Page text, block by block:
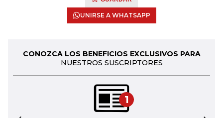
UNIRSE A WHATSAPP
CONOZCA LOS BENEFICIOS EXCLUSIVOS PARA
NUESTROS SUSCRIPTORES
1